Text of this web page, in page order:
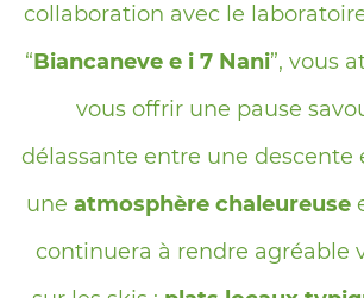
collaboration avec le
“Biancaneve e i 7 Nani”, vous
vous offrir une pause
délassante entre une descente
une atmosphère chaleureuse
continuera à rendre agréable